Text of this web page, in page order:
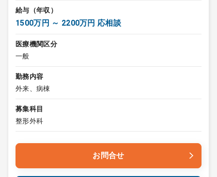
給与（年収）
1500万円 ～ 2200万円 応相談
医療機関区分
一般
勤務内容
外来、病棟
募集科目
整形外科
お問合せ